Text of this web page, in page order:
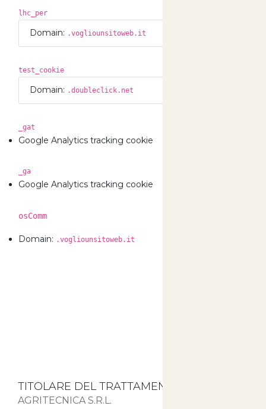
lhc_per
Domain: .vogliounsitoweb.it
test_cookie
Domain: .doubleclick.net
_gat
Google Analytics tracking cookie
_ga
Google Analytics tracking cookie
osComm
Domain: .vogliounsitoweb.it
TITOLARE DEL TRATTAMENTO DEI DATI
AGRITECNICA S.R.L.